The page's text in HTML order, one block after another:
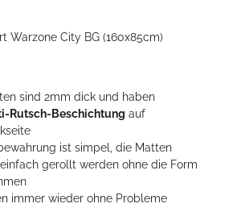
Warzone City BG (160x85cm)
sind 2mm dick und haben
Rutsch-Beschichtung auf
ist simpel, die Matten
gerollt werden ohne die Form
immer wieder ohne Probleme